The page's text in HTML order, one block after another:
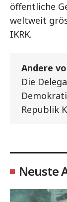
öffentliche
weltweit
IKRK.
Andere
Die
Republik
Neuste